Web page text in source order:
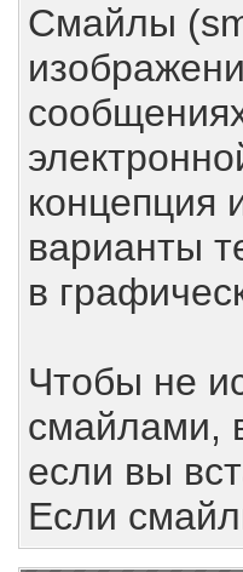
Смайлы
концепция
варианты
в
Чтобы не
смайлами,
если вы
Если